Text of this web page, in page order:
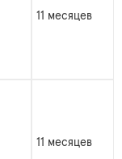
11 месяцев
11 месяцев